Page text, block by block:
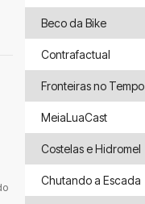
Beco da Bike
Contrafactual
Fronteiras no Tempo
MeiaLuaCast
Costelas e Hidromel
Chutando a Escada